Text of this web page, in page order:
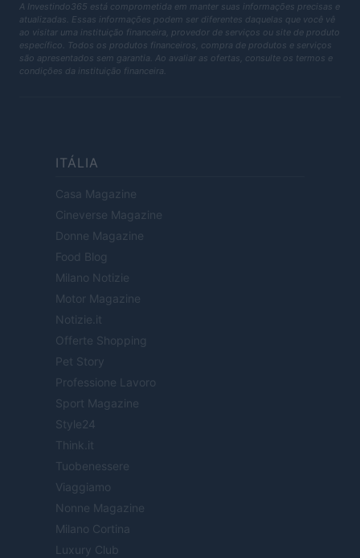
A Investindo365 está comprometida em manter suas informações precisas e
atualizadas. Essas informações podem ser diferentes daquelas que você vê
ao visitar uma instituição financeira, provedor de serviços ou site de produto
específico. Todos os produtos financeiros, compra de produtos e serviços
são apresentados sem garantia. Ao avaliar as ofertas, consulte os termos e
condições da instituição financeira.
ITÁLIA
Casa Magazine
Cineverse Magazine
Donne Magazine
Food Blog
Milano Notizie
Motor Magazine
Notizie.it
Offerte Shopping
Pet Story
Professione Lavoro
Sport Magazine
Style24
Think.it
Tuobenessere
Viaggiamo
Nonne Magazine
Milano Cortina
Luxury Club